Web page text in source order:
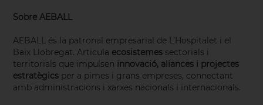
Sobre AEBALL
AEBALL és la patronal empresarial de L’Hospitalet i el
Baix Llobregat. Articula ecosistemessectorials i
territorials que impulsen innovació, aliances i projectes
estratègicsper a pimes i grans empreses, connectant
amb administracions i xarxes nacionals i internacionals.